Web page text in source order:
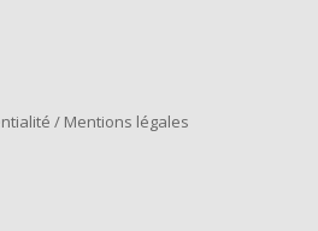
/ Mentions légales